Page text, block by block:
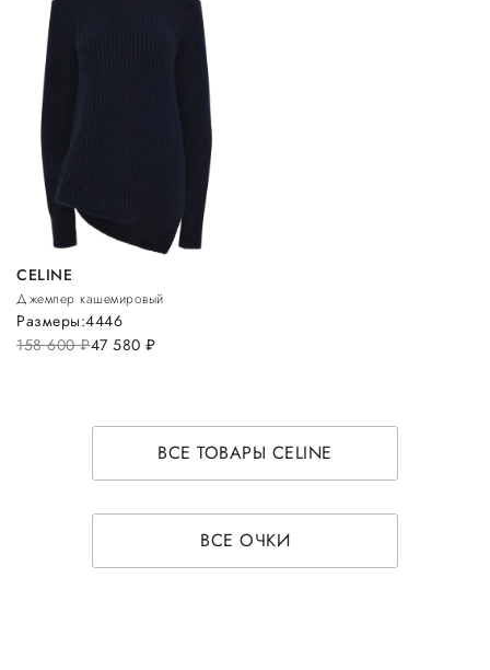
CELINE
Джемпер кашемировый
158 600руб.47 580 руб.
Размеры:4446
ВСЕ ТОВАРЫ CELINE
ВСЕ ОЧКИ